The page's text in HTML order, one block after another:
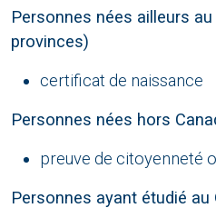
Personnes nées ailleurs
provinces)
certificat de naissance
Personnes nées hors
preuve de citoyenneté
Personnes ayant étudié au